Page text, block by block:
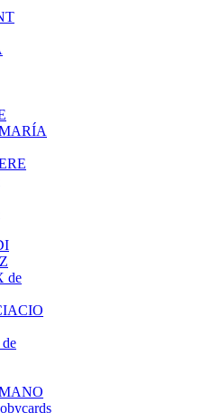
MARÍA
de